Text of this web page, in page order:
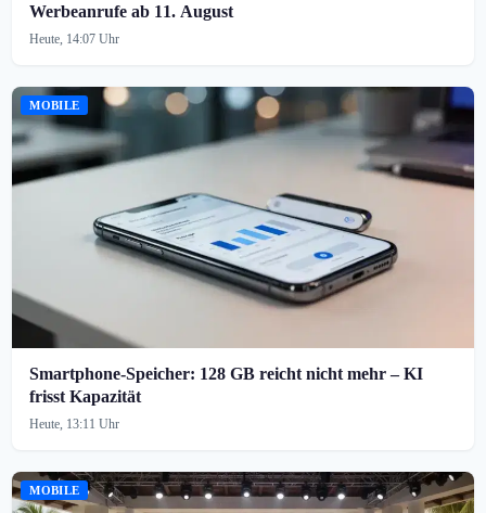
Werbeanrufe ab 11. August
Heute, 14:07 Uhr
MOBILE
Smartphone-Speicher: 128 GB reicht nicht mehr – KI
frisst Kapazität
Heute, 13:11 Uhr
MOBILE